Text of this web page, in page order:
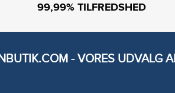
99,99% TILFREDSHED
- VORES UDVALG